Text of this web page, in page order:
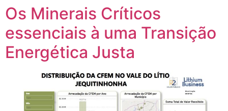
Os Minerais Críticos
essenciais à uma Transição
Energética Justa